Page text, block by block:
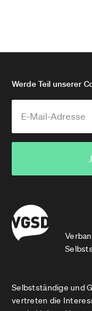
Werde Teil unserer
Selbstständige und
vertreten die